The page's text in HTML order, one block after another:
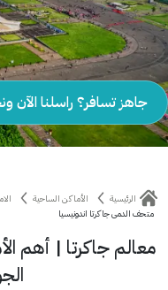
جاهز تسافر؟ راسلنا الآن
الرئيسية الأماكن الساحية
متحف الدمى جاكرتا اندونيسيا
معالم جاكرتا | أهم